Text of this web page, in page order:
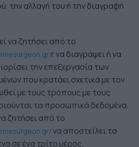
την αλλαγή του ή την διαγραφή
να ζητήσει από το
r να διαγράψει ή να
την επεξεργασία των
που κρατάει σχετικά με τον
με τους τρόπους με τους
τα προσωπικά δεδομένα.
ζητήσει από το
να αποστείλει τα
σε ένα τρίτο μέρος.